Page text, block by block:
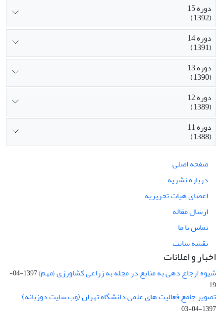
دوره 15
(1392)
دوره 14
(1391)
دوره 13
(1390)
دوره 12
(1389)
دوره 11
(1388)
صفحه اصلی
درباره نشریه
اعضای هیات تحریریه
ارسال مقاله
تماس با ما
نقشه سایت
اخبار و اعلانات
شیوه ارجاع دهی به منابع در مجله به زراعی کشاورزی {مهم}
1397-04-
19
تصویر جامع فعالیت های علمی دانشگاه تهران (وب سایت دوزبانه)
1397-04-03